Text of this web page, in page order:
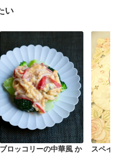
い
ブロッコリーの中華風 か
スペイ